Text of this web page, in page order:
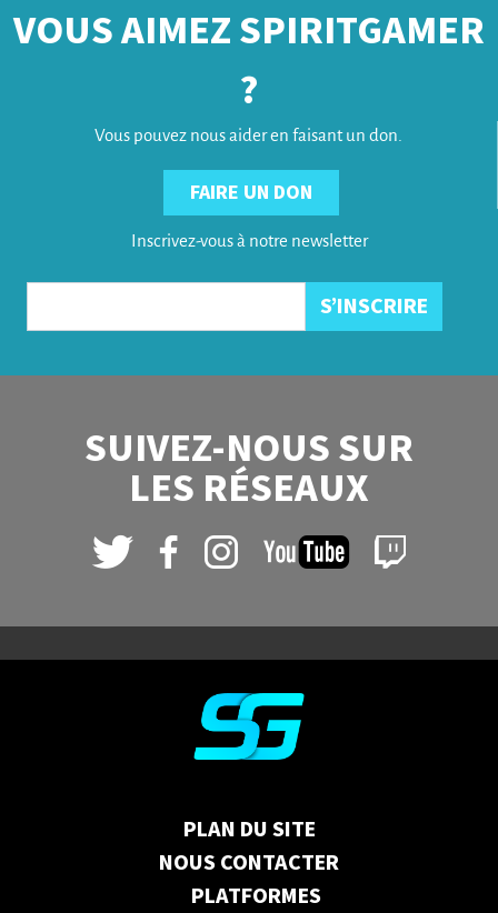
VOUS AIMEZ SPIRITGAMER
?
Vous pouvez nous aider en faisant un don.
FAIRE UN DON
Inscrivez-vous à notre newsletter
SUIVEZ-NOUS SUR
LES RÉSEAUX
PLAN DU SITE
NOUS CONTACTER
PLATFORMES